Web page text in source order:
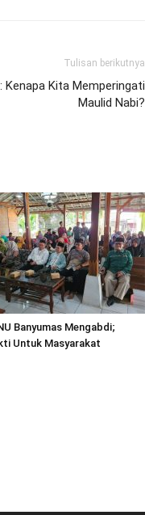
Tulisan berikutnya
Kenapa Kita Memperingati
Maulid Nabi?
Banyumas Mengabdi;
Untuk Masyarakat